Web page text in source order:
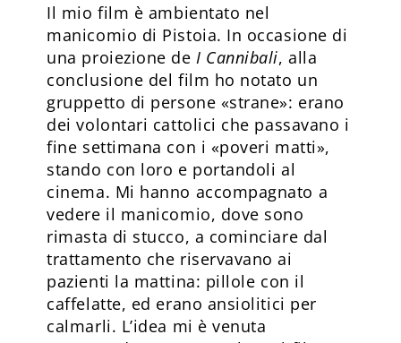
Il mio film è ambientato nel
manicomio di Pistoia. In occasione di
una proiezione de I Cannibali, alla
conclusione del film ho notato un
gruppetto di persone «strane»: erano
dei volontari cattolici che passavano i
fine settimana con i «poveri matti»,
stando con loro e portandoli al
cinema. Mi hanno accompagnato a
vedere il manicomio, dove sono
rimasta di stucco, a cominciare dal
trattamento che riservavano ai
pazienti la mattina: pillole con il
caffelatte, ed erano ansiolitici per
calmarli. L’idea mi è venuta